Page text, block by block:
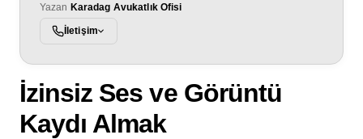
Yazan Karadag Avukatlık Ofisi
İletişim
İzinsiz Ses ve Görüntü
Kaydı Almak